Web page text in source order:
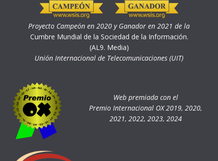
Proyecto Campeón en 2020 y Ganador en 2021 de la
Cumbre Mundial de la Sociedad de la Información.
(AL9. Media)
Unión Internacional de Telecomunicaciones (UIT)
Web premiada con el
Premio Internacional OX 2019, 2020,
2021, 2022, 2023, 2024